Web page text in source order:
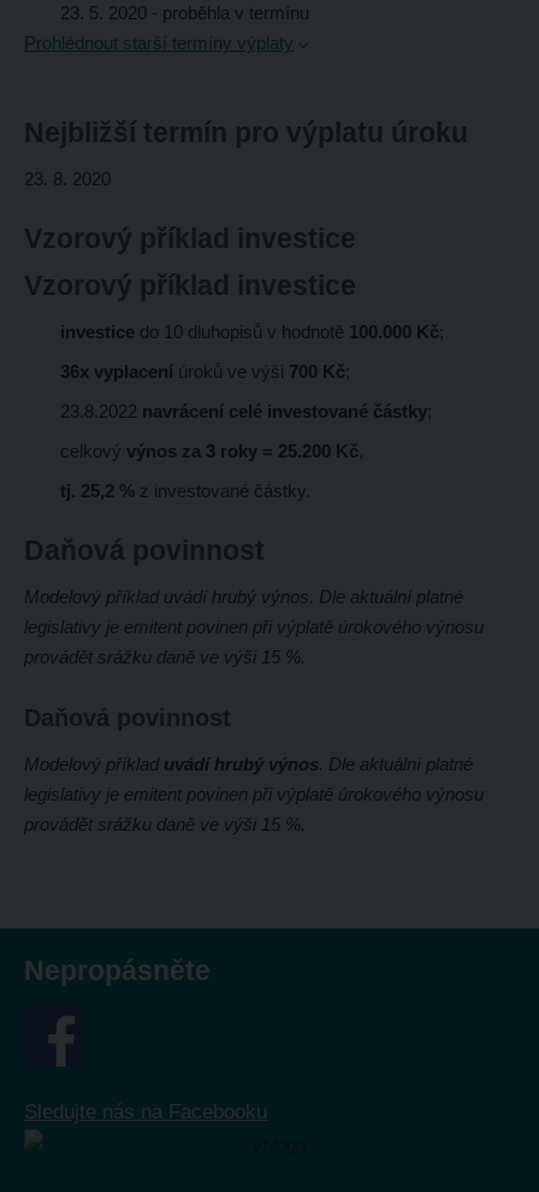
23. 5. 2020 - proběhla v termínu
Prohlédnout starší termíny výplaty
Nejbližší termín pro výplatu úroku
23. 8. 2020
Vzorový příklad investice
Vzorový příklad investice
investice do 10 dluhopisů v hodnotě 100.000 Kč;
36x vyplaceníúroků ve výši 700 Kč;
23.8.2022 navrácení celé investované částky;
celkový výnos za 3 roky = 25.200 Kč,
tj. 25,2 %z investované částky.
Daňová povinnost
Modelový příklad uvádí hrubý výnos. Dle aktuální platné
legislativy je emitent povinen při výplatě úrokového výnosu
provádět srážku daně ve výši 15 %.
Daňová povinnost
Modelový příklad uvádí hrubý výnos. Dle aktuální platné
legislativy je emitent povinen při výplatě úrokového výnosu
provádět srážku daně ve výši 15 %.
Nepropásněte
Sledujte nás na Facebooku